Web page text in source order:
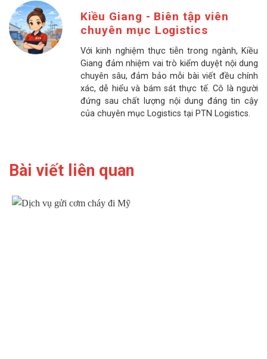
Kiều Giang - Biên tập viên
chuyên mục Logistics
Với kinh nghiệm thực tiễn trong ngành, Kiều
Giang đảm nhiệm vai trò kiểm duyệt nội dung
chuyên sâu, đảm bảo mỗi bài viết đều chính
xác, dễ hiểu và bám sát thực tế. Cô là người
đứng sau chất lượng nội dung đáng tin cậy
của chuyên mục Logistics tại PTN Logistics.
Bài viết liên quan